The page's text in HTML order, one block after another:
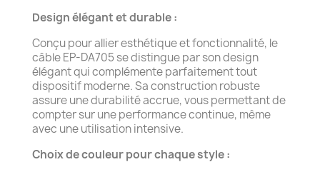
Design élégant et durable :
Conçu pour allier esthétique et fonctionnalité, le
câble EP-DA705 se distingue par son design
élégant qui complémente parfaitement tout
dispositif moderne. Sa construction robuste
assure une durabilité accrue, vous permettant de
compter sur une performance continue, même
avec une utilisation intensive.
Choix de couleur pour chaque style :